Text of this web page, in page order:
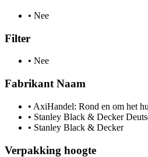
• Nee
Filter
• Nee
Fabrikant Naam
• AxiHandel: Rond en om het
• Stanley Black & Decker
• Stanley Black & Decker
Verpakking hoogte